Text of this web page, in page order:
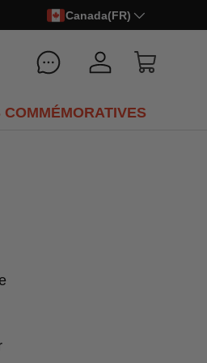
Canada(FR)
Se connecter
Panier